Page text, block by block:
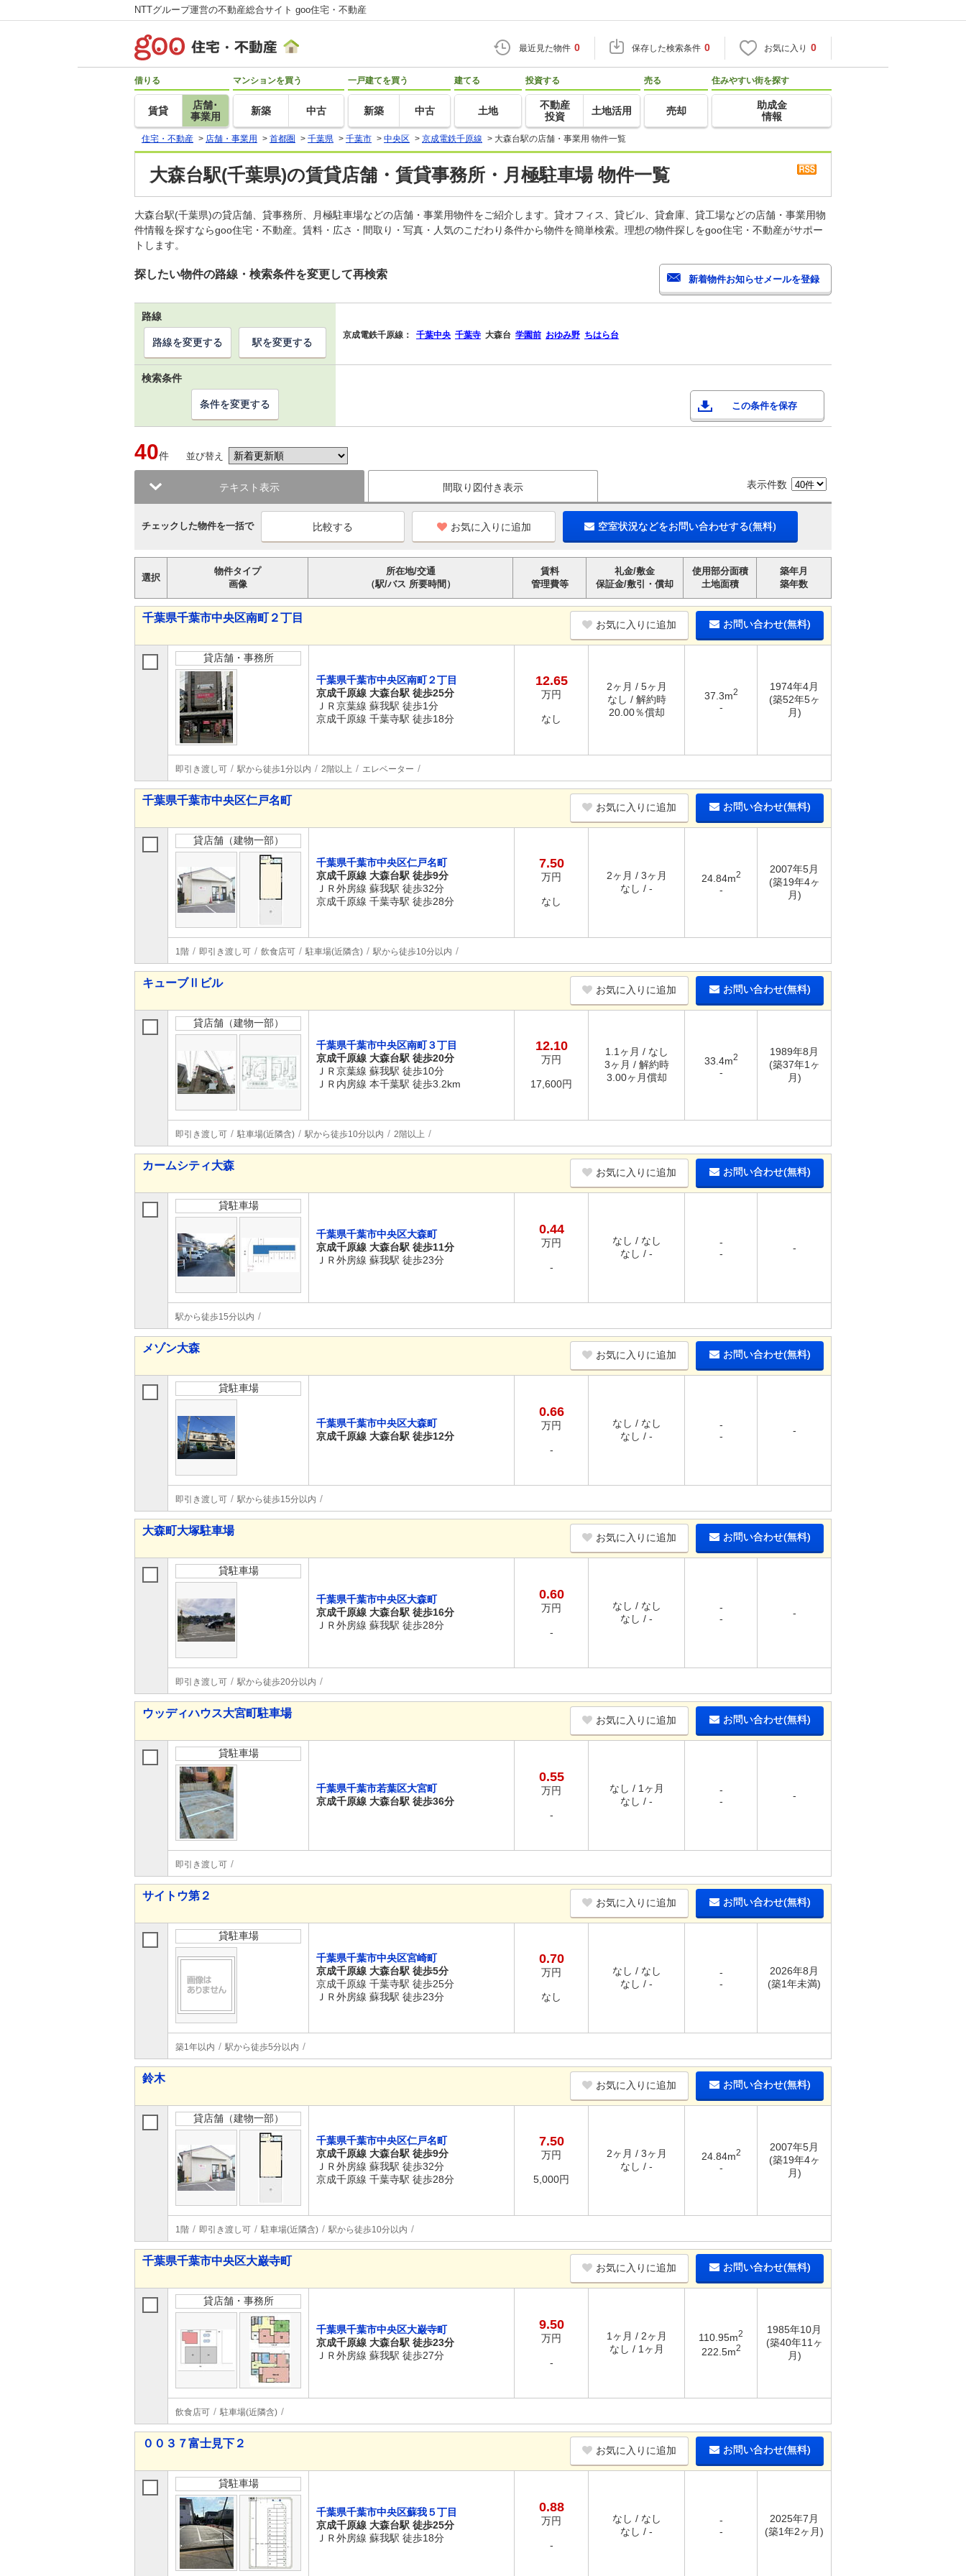
NTTグループ運営の不動産総合サイト goo住宅・不動産
最近見た物件 0 保存した検索条件 0 お気に入り 0
借りる
賃貸
店舗･
事業用
マンションを買う
新築 中古
一戸建てを買う
新築 中古
建てる
土地
投資する
不動産
投資
土地活用
売る
売却
住みやすい街を探す
助成金
情報
住宅・不動産 > 店舗・事業用 > 首都圏 > 千葉県 > 千葉市 > 中央区 > 京成電鉄千原線 > 大森台駅の店舗・事業用 物件一覧
大森台駅(千葉県)の賃貸店舗・賃貸事務所・月極駐車場 物件一覧
大森台駅(千葉県)の貸店舗、貸事務所、月極駐車場などの店舗・事業用物件をご紹介します。貸オフィス、貸ビル、貸倉庫、貸工場などの店舗・事業用物
件情報を探すならgoo住宅・不動産。賃料・広さ・間取り・写真・人気のこだわり条件から物件を簡単検索。理想の物件探しをgoo住宅・不動産がサポー
トします。
探したい物件の路線・検索条件を変更して再検索
路線
京成電鉄千原線： 千葉中央 千葉寺 大森台 学園前 おゆみ野 ちはら台
路線を変更する 駅を変更する
検索条件
この条件を保存
条件を変更する
40件 並び替え
テキスト表示 間取り図付き表示 表示件数
チェックした物件を一括で お気に入りに追加 空室状況などをお問い合わせする(無料)
選択
物件タイプ
画像
所在地/交通
（駅/バス 所要時間）
賃料
管理費等
礼金/敷金
保証金/敷引・償却
使用部分面積
土地面積
築年月
築年数
千葉県千葉市中央区南町２丁目
お気に入りに追加 お問い合わせ(無料)
貸店舗・事務所
千葉県千葉市中央区南町２丁目
京成千原線 大森台駅 徒歩25分
ＪＲ京葉線 蘇我駅 徒歩1分
京成千原線 千葉寺駅 徒歩18分
12.65
万円
なし
2ヶ月 / 5ヶ月
なし / 解約時
20.00％償却
37.3m2
-
1974年4月
(築52年5ヶ
月)
即引き渡し可 駅から徒歩1分以内 2階以上 エレベーター
千葉県千葉市中央区仁戸名町
お気に入りに追加 お問い合わせ(無料)
貸店舗（建物一部）
千葉県千葉市中央区仁戸名町
京成千原線 大森台駅 徒歩9分
ＪＲ外房線 蘇我駅 徒歩32分
京成千原線 千葉寺駅 徒歩28分
7.50
万円
なし
2ヶ月 / 3ヶ月
なし / -
24.84m2
-
2007年5月
(築19年4ヶ
月)
1階 即引き渡し可 飲食店可 駐車場(近隣含) 駅から徒歩10分以内
キューブⅡビル
お気に入りに追加 お問い合わせ(無料)
貸店舗（建物一部）
千葉県千葉市中央区南町３丁目
京成千原線 大森台駅 徒歩20分
ＪＲ京葉線 蘇我駅 徒歩10分
ＪＲ内房線 本千葉駅 徒歩3.2km
12.10
万円
17,600円
1.1ヶ月 / なし
3ヶ月 / 解約時
3.00ヶ月償却
33.4m2
-
1989年8月
(築37年1ヶ
月)
即引き渡し可 駐車場(近隣含) 駅から徒歩10分以内 2階以上
カームシティ大森
お気に入りに追加 お問い合わせ(無料)
貸駐車場
千葉県千葉市中央区大森町
京成千原線 大森台駅 徒歩11分
ＪＲ外房線 蘇我駅 徒歩23分
0.44
万円
-
なし / なし
なし / -
-
-
-
駅から徒歩15分以内
メゾン大森
お気に入りに追加 お問い合わせ(無料)
貸駐車場
千葉県千葉市中央区大森町
京成千原線 大森台駅 徒歩12分
0.66
万円
-
なし / なし
なし / -
-
-
-
即引き渡し可 駅から徒歩15分以内
大森町大塚駐車場
お気に入りに追加 お問い合わせ(無料)
貸駐車場
千葉県千葉市中央区大森町
京成千原線 大森台駅 徒歩16分
ＪＲ外房線 蘇我駅 徒歩28分
0.60
万円
-
なし / なし
なし / -
-
-
-
即引き渡し可 駅から徒歩20分以内
ウッディハウス大宮町駐車場
お気に入りに追加 お問い合わせ(無料)
貸駐車場
千葉県千葉市若葉区大宮町
京成千原線 大森台駅 徒歩36分
0.55
万円
-
なし / 1ヶ月
なし / -
-
-
-
即引き渡し可
サイトウ第２
お気に入りに追加 お問い合わせ(無料)
貸駐車場
千葉県千葉市中央区宮崎町
京成千原線 大森台駅 徒歩5分
京成千原線 千葉寺駅 徒歩25分
ＪＲ外房線 蘇我駅 徒歩23分
0.70
万円
なし
なし / なし
なし / -
-
-
2026年8月
(築1年未満)
築1年以内 駅から徒歩5分以内
鈴木
お気に入りに追加 お問い合わせ(無料)
貸店舗（建物一部）
千葉県千葉市中央区仁戸名町
京成千原線 大森台駅 徒歩9分
ＪＲ外房線 蘇我駅 徒歩32分
京成千原線 千葉寺駅 徒歩28分
7.50
万円
5,000円
2ヶ月 / 3ヶ月
なし / -
24.84m2
-
2007年5月
(築19年4ヶ
月)
1階 即引き渡し可 駐車場(近隣含) 駅から徒歩10分以内
千葉県千葉市中央区大巌寺町
お気に入りに追加 お問い合わせ(無料)
貸店舗・事務所
千葉県千葉市中央区大巌寺町
京成千原線 大森台駅 徒歩23分
ＪＲ外房線 蘇我駅 徒歩27分
9.50
万円
-
1ヶ月 / 2ヶ月
なし / 1ヶ月
110.95m2
222.5m2
1985年10月
(築40年11ヶ
月)
飲食店可 駐車場(近隣含)
００３７富士見下２
お気に入りに追加 お問い合わせ(無料)
貸駐車場
千葉県千葉市中央区蘇我５丁目
京成千原線 大森台駅 徒歩25分
ＪＲ外房線 蘇我駅 徒歩18分
0.88
万円
-
なし / なし
なし / -
-
-
2025年7月
(築1年2ヶ月)